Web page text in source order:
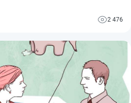
в этом магазине. В этом
кассового чека.
сможет получить такой дубликат.
2 476